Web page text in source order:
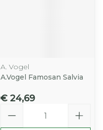
A. Vogel
A.Vogel Famosan Salvia
€ 24,69